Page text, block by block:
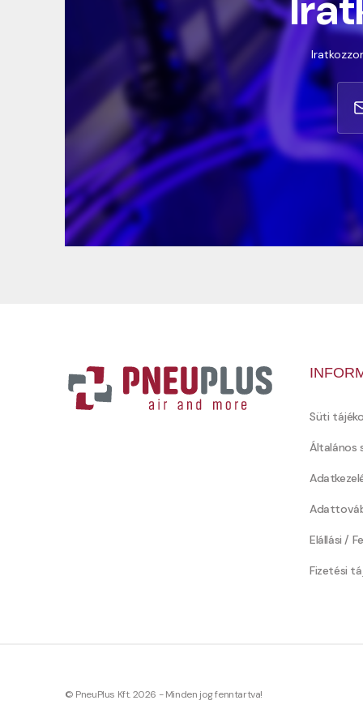
Süti
Általános
Elállási /
Fizetési
© PneuPlus Kft. 2026 - Minden jog fenntartva!